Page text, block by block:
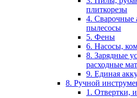
плиткорезы
4. Сварочные
пылесосы
5. Фены
6. Насосы,
8. Зарядные
расходные
9. Единая
8. Ручной
1. Отвертки,